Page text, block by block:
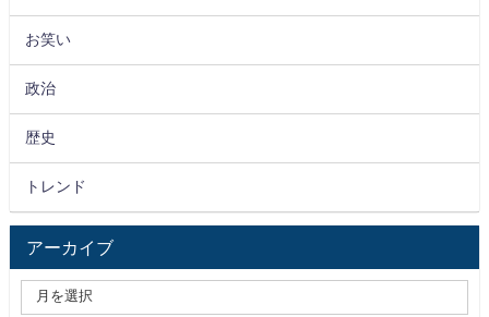
お笑い
政治
歴史
トレンド
アーカイブ